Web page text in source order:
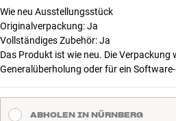
Wie neu Ausstellungsstück
Originalverpackung:Ja
Vollständiges Zubehör:Ja
Das Produkt ist wie neu. Die Verpackung
Generalüberholung oder für ein
ABHOLEN IN NÜRNBERG